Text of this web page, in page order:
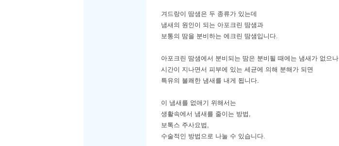
겨드랑이 땀샘은 두 종류가 있는데
냄새의 원인이 되는 아포크린 땀샘과
보통의 땀을 분비하는 에크린 땀샘입니다.
아포크린 땀샘에서 분비되는 땀은 분비될 때에는 냄새가 없으나
시간이 지나면서 피부에 있는 세균에 의해 분해가 되면
특유의 불쾌한 냄새를 내게 됩니다.
이 냄새를 없애기 위해서는
생활속에서 냄새를 줄이는 방법,
보톡스 주사요법,
수술적인 방법으로 나눌 수 있습니다.